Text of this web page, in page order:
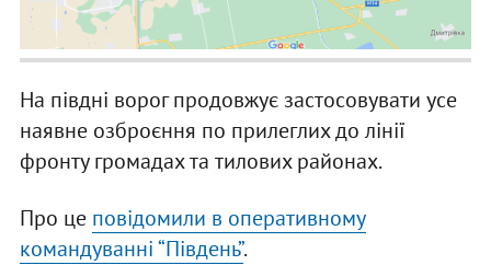
На півдні ворог продовжує застосовувати усе
наявне озброєння по прилеглих до лінії
фронту громадах та тилових районах.
Про це повідомили в оперативному
командуванні “Південь”.